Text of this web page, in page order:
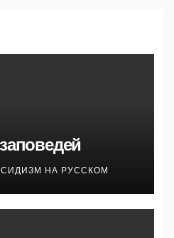
НА РУССКОМ